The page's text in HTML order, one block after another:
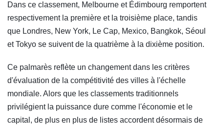
Dans ce classement, Melbourne et Édimbourg remportent
respectivement la première et la troisième place, tandis
que Londres, New York, Le Cap, Mexico, Bangkok, Séoul
et Tokyo se suivent de la quatrième à la dixième position.
Ce palmarès reflète un changement dans les critères
d'évaluation de la compétitivité des villes à l'échelle
mondiale. Alors que les classements traditionnels
privilégient la puissance dure comme l'économie et le
capital, de plus en plus de listes accordent désormais de